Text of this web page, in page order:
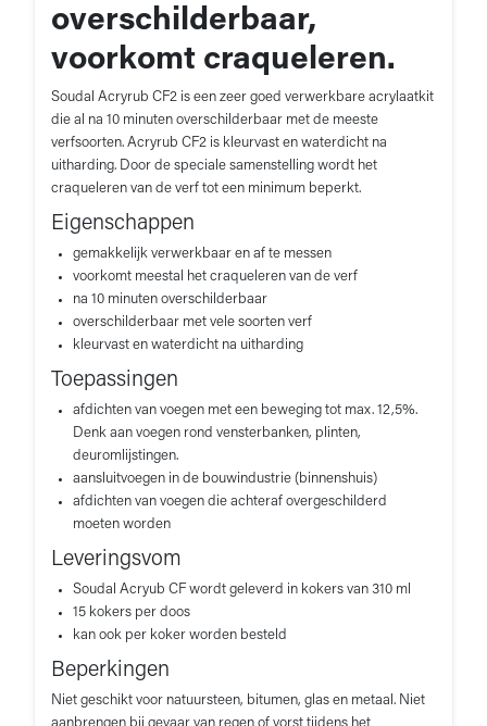
overschilderbaar,
voorkomt craqueleren.
Soudal Acryrub CF2 is een zeer goed verwerkbare acrylaatkit
die al na 10 minuten overschilderbaar met de meeste
verfsoorten. Acryrub CF2 is kleurvast en waterdicht na
uitharding. Door de speciale samenstelling wordt het
craqueleren van de verf tot een minimum beperkt.
Eigenschappen
gemakkelijk verwerkbaar en af te messen
voorkomt meestal het craqueleren van de verf
na 10 minuten overschilderbaar
overschilderbaar met vele soorten verf
kleurvast en waterdicht na uitharding
Toepassingen
afdichten van voegen met een beweging tot max. 12,5%.
Denk aan voegen rond vensterbanken, plinten,
deuromlijstingen.
aansluitvoegen in de bouwindustrie (binnenshuis)
afdichten van voegen die achteraf overgeschilderd
moeten worden
Leveringsvom
Soudal Acryub CF wordt geleverd in kokers van 310 ml
15 kokers per doos
kan ook per koker worden besteld
Beperkingen
Niet geschikt voor natuursteen, bitumen, glas en metaal. Niet
aanbrengen bij gevaar van regen of vorst tijdens het